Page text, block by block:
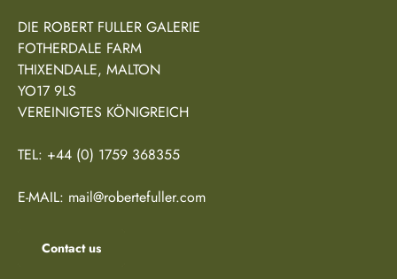
DIE ROBERT FULLER GALERIE
FOTHERDALE FARM
THIXENDALE, MALTON
YO17 9LS
VEREINIGTES KÖNIGREICH
TEL: +44 (0) 1759 368355
E-MAIL: mail@robertefuller.com
Contact us